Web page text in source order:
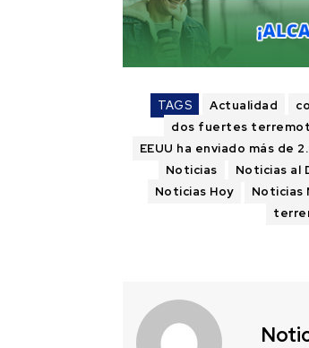
TAGS Actualidad
dos fuertes
EEUU ha enviado más de
Noticias
Noticias al
Noticias Hoy
Noticias